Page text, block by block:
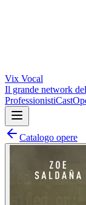
Vix Vocal
Il grande network
ProfessionistiCast
Catalogo opere